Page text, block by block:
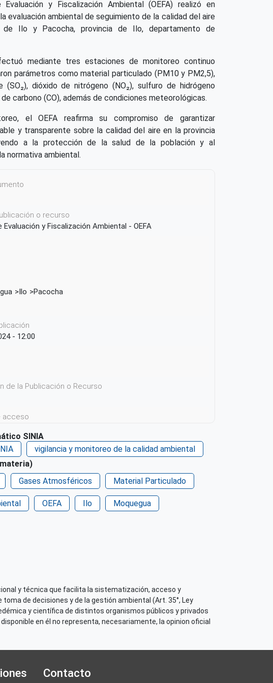
Evaluación y Fiscalización Ambiental (OEFA) realizó en
evaluación ambiental de seguimiento de la calidad del aire
Ilo y Pacocha, provincia de Ilo, departamento de
mediante tres estaciones de monitoreo continuo
parámetros como material particulado (PM10 y PM2,5),
(SO₂), dióxido de nitrógeno (NO₂), sulfuro de hidrógeno
carbono (CO), además de condiciones meteorológicas.
el OEFA reafirma su compromiso de garantizar
y transparente sobre la calidad del aire en la provincia
a la protección de la salud de la población y al
normativa ambiental.
o recurso
Evaluación y Fiscalización Ambiental - OEFA
Ilo Pacocha
- 12:00
de la Publicación o Recurso
acceso
SINIA
vigilancia y monitoreo de la calidad ambiental
Gases Atmosféricos Material Particulado
OEFA Ilo Moquegua
y técnica que facilita la sistematización, acceso y
de decisiones y de la gestión ambiental (Art. 35°, Ley
y científica de distintos organismos públicos y privados
en él no representa, necesariamente, la opinion oficial
Contacto